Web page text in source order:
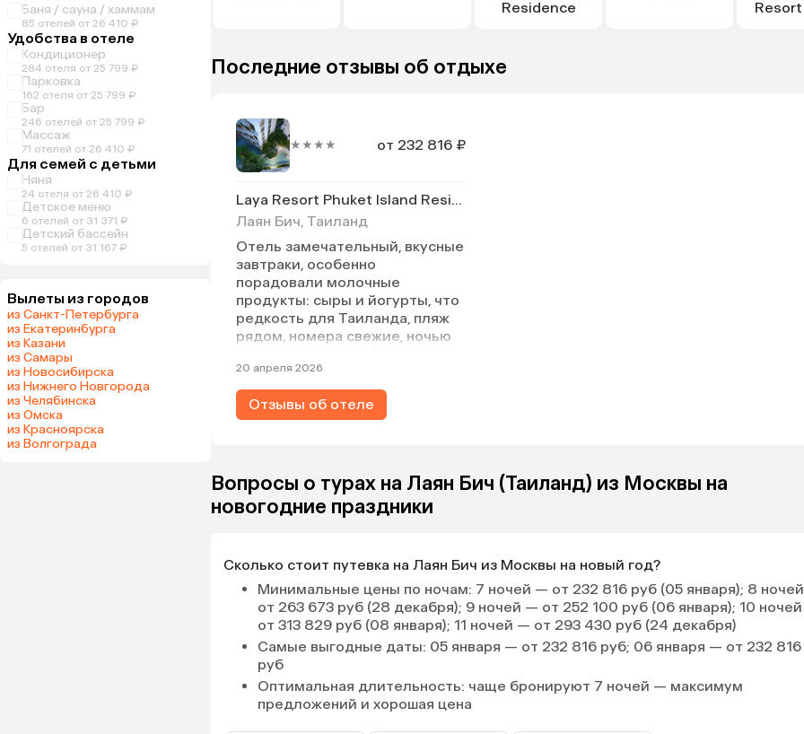
Баня / сауна / хаммам
85 отелей от 26 410 ₽
Удобства в отеле
Кондиционер
284 отеля от 25 799 ₽
Парковка
162 отеля от 25 799 ₽
Бар
246 отелей от 25 799 ₽
Массаж
71 отелей от 26 410 ₽
Для семей с детьми
Няня
24 отеля от 26 410 ₽
Детское меню
6 отелей от 31 371 ₽
Детский бассейн
5 отелей от 31 167 ₽
Вылеты из городов
из Санкт-Петербурга
из Екатеринбурга
из Казани
из Самары
из Новосибирска
из Нижнего Новгорода
из Челябинска
из Омска
из Красноярска
из Волгограда
Residence
Resort
Последние отзывы об отдыхе
★★★★ от 232 816 ₽
Laya Resort Phuket Island Residence
Лаян Бич, Таиланд
Отель замечательный, вкусные
завтраки, особенно
порадовали молочные
продукты: сыры и йогурты, что
редкость для Таиланда, пляж
рядом, номера свежие, ночью
наслаждалась ночными
"стрекочами", отель
рекомендую.
20 апреля 2026
Отзывы об отеле
Вопросы о турах на Лаян Бич (Таиланд) из Москвы на
новогодние праздники
Сколько стоит путевка на Лаян Бич из Москвы на новый год?
Минимальные цены по ночам: 7 ночей — от 232 816 руб (05 января); 8
от 263 673 руб (28 декабря); 9 ночей — от 252 100 руб (06 января); 10
от 313 829 руб (08 января); 11 ночей — от 293 430 руб (24 декабря)
Самые выгодные даты: 05 января — от 232 816 руб; 06 января — от 232 816
руб
Оптимальная длительность: чаще бронируют 7 ночей — максимум
предложений и хорошая цена